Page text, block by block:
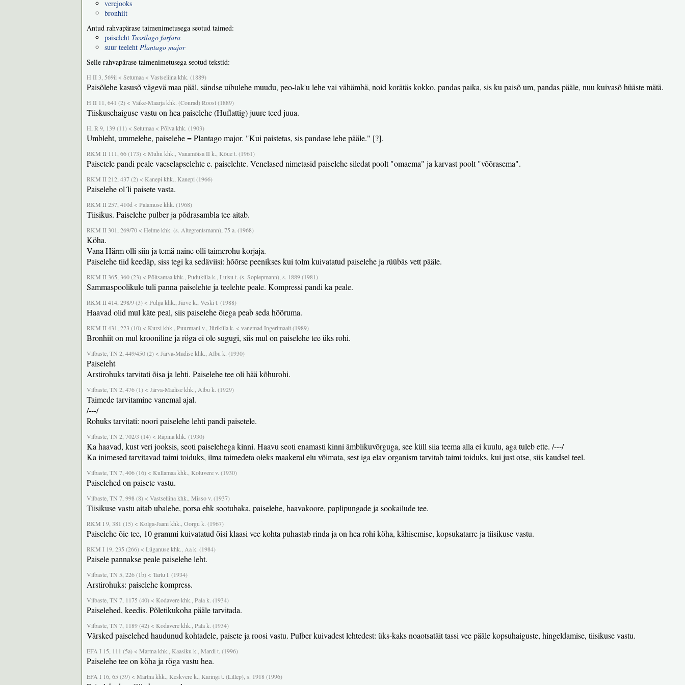
verejooks
bronhiit
Antud rahvapärase taimenimetusega seotud taimed:
paiseleht Tussilago farfara
suur teeleht Plantago major
Selle rahvapärase taimenimetusega seotud tekstid:
H II 3, 569ii < Setumaa < Vastseliina khk. (1889)
Paisõlehe kasusõ vägevä maa pääl, sändse uibulehe muudu, peo-lak'u lehe vai vähämbä, noid korätäs kokko, pandas paika, sis ku paisõ um, pandas pääle, nuu kuivasõ hüäste mätä.
H II 11, 641 (2) < Väike-Maarja khk. (Conrad) Roost (1889)
Tiiskusehaiguse vastu on hea paiselehe (Huflattig) juure teed juua.
H, R 9, 139 (11) < Setumaa < Põlva khk. (1903)
Umbleht, ummelehe, paiselehe = Plantago major. "Kui paistetas, sis pandase lehe pääle." [?].
RKM II 111, 66 (173) < Muhu khk., Vanamõisa II k., Kõue t. (1961)
Paisetele pandi peale vaeselapselehte e. paiselehte. Venelased nimetasid paiselehe siledat poolt "omaema" ja karvast poolt "võõrasema".
RKM II 212, 437 (2) < Kanepi khk., Kanepi (1966)
Paiselehe ol´li paisete vasta.
RKM II 257, 410d < Palamuse khk. (1968)
Tiisikus. Paiselehe pulber ja põdrasambla tee aitab.
RKM II 301, 269/70 < Helme khk. (s. Altegrentsmann), 75 a. (1968)
Köha.
Vana Härm olli siin ja temä naine olli taimerohu korjaja.
Paiselehe tiid keedäp, siss tegi ka sedäviisi: hõõrse peenikses kui tolm kuivatatud paiselehe ja rüübäs vett pääle.
RKM II 365, 360 (23) < Põltsamaa khk., Puduküla k., Luisu t. (s. Soplepmann), s. 1889 (1981)
Sammaspoolikule tuli panna paiselehte ja teelehte peale. Kompressi pandi ka peale.
RKM II 414, 298/9 (3) < Puhja khk., Järve k., Veski t. (1988)
Haavad olid mul käte peal, siis paiselehe õiega peab seda hõõruma.
RKM II 431, 223 (10) < Kursi khk., Puurmani v., Jüriküla k. < vanemad Ingerimaalt (1989)
Bronhiit on mul krooniline ja röga ei ole sugugi, siis mul on paiselehe tee üks rohi.
Vilbaste, TN 2, 449/450 (2) < Järva-Madise khk., Albu k. (1930)
Paiseleht
Arstirohuks tarvitati õisa ja lehti. Paiselehe tee oli hää kõhurohi.
Vilbaste, TN 2, 476 (1) < Järva-Madise khk., Albu k. (1929)
Taimede tarvitamine vanemal ajal.
/---/
Rohuks tarvitati: noori paiselehe lehti pandi paisetele.
Vilbaste, TN 2, 702/3 (14) < Räpina khk. (1930)
Ka haavad, kust veri jooksis, seoti paiselehega kinni. Haavu seoti enamasti kinni ämblikuvõrguga, see küll siia teema alla ei kuulu, aga tuleb ette. /---/
Ka inimesed tarvitavad taimi toiduks, ilma taimedeta oleks maakeral elu võimata, sest iga elav organism tarvitab taimi toiduks, kui just otse, siis kaudsel teel.
Vilbaste, TN 7, 406 (16) < Kullamaa khk., Koluvere v. (1930)
Paiselehed on paisete vastu.
Vilbaste, TN 7, 998 (8) < Vastseliina khk., Misso v. (1937)
Tiisikuse vastu aitab ubalehe, porsa ehk sootubaka, paiselehe, haavakoore, paplipungade ja sookailude tee.
RKM I 9, 381 (15) < Kolga-Jaani khk., Oorgu k. (1967)
Paiselehe õie tee, 10 grammi kuivatatud õisi klaasi vee kohta puhastab rinda ja on hea rohi köha, kähisemise, kopsukatarre ja tiisikuse vastu.
RKM I 19, 235 (266) < Lüganuse khk., Aa k. (1984)
Paisele pannakse peale paiselehe leht.
Vilbaste, TN 5, 226 (1b) < Tartu l. (1934)
Arstirohuks: paiselehe kompress.
Vilbaste, TN 7, 1175 (40) < Kodavere khk., Pala k. (1934)
Paiselehed, keedis. Põletikukoha pääle tarvitada.
Vilbaste, TN 7, 1189 (42) < Kodavere khk., Pala k. (1934)
Värsked paiselehed haudunud kohtadele, paisete ja roosi vastu. Pulber kuivadest lehtedest: üks-kaks noaotsatäit tassi vee pääle kopsuhaiguste, hingeldamise, tiisikuse vastu.
EFA I 15, 111 (5a) < Martna khk., Kaasiku k., Mardi t. (1996)
Paiselehe tee on köha ja röga vastu hea.
EFA I 16, 65 (39) < Martna khk., Keskvere k., Karingi t. (Lillep), s. 1918 (1996)